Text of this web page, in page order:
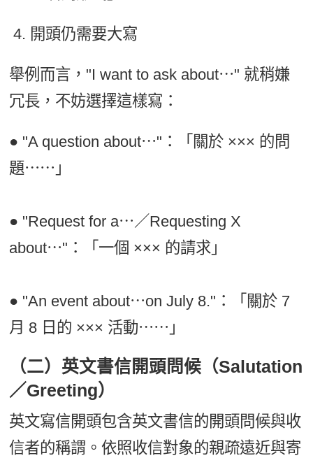
開頭仍需要大寫
舉例而言，"I want to ask about⋯" 就稍嫌
冗長，不妨選擇這樣寫：
● "A question about⋯"：「關於 ××× 的問
題⋯⋯」
● "Request for a⋯／Requesting X
about⋯"：「一個 ××× 的請求」
● "An event about⋯on July 8."：「關於 7
月 8 日的 ××× 活動⋯⋯」
（二）英文書信開頭問候（Salutation
／Greeting）
英文寫信開頭包含英文書信的開頭問候與收
信者的稱謂。依照收信對象的親疏遠近與寄